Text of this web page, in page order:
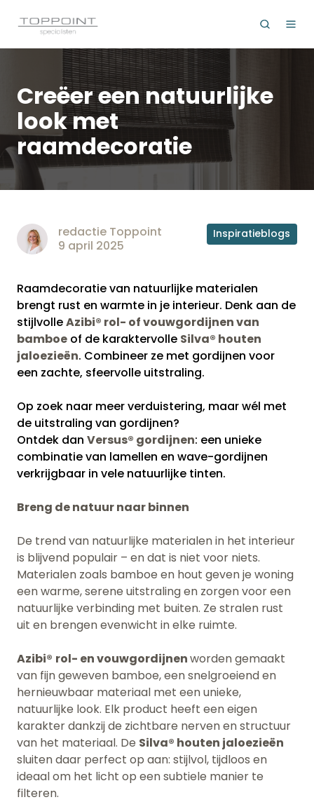
Creëer een natuurlijke
look met
raamdecoratie
redactie Toppoint
9 april 2025
Inspiratieblogs
Raamdecoratie van natuurlijke materialen
brengt rust en warmte in je interieur. Denk aan de
stijlvolleAzibi® rol- of vouwgordijnen van
bamboe of de karaktervolle Silva® houten
jaloezieën. Combineer ze met gordijnen voor
een zachte, sfeervolle uitstraling.
Op zoek naar meer verduistering, maar wél met
de uitstraling van gordijnen?
Ontdek dan Versus® gordijnen: een unieke
combinatie van lamellen en wave-gordijnen
verkrijgbaar in vele natuurlijke tinten.
Breng de natuur naar binnen
De trend van natuurlijke materialen in het interieur
is blijvend populair – en dat is niet voor niets.
Materialen zoals bamboe en hout geven je woning
een warme, serene uitstraling en zorgen voor een
natuurlijke verbinding met buiten. Ze stralen rust
uit en brengen evenwicht in elke ruimte.
Azibi® rol- en vouwgordijnenworden gemaakt
van fijn geweven bamboe, een snelgroeiend en
hernieuwbaar materiaal met een unieke,
natuurlijke look. Elk product heeft een eigen
karakter dankzij de zichtbare nerven en structuur
van het materiaal. De Silva® houten jaloezieën
sluiten daar perfect op aan: stijlvol, tijdloos en
ideaal om het licht op een subtiele manier te
filteren.